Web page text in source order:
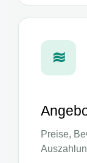
≋
Preise,